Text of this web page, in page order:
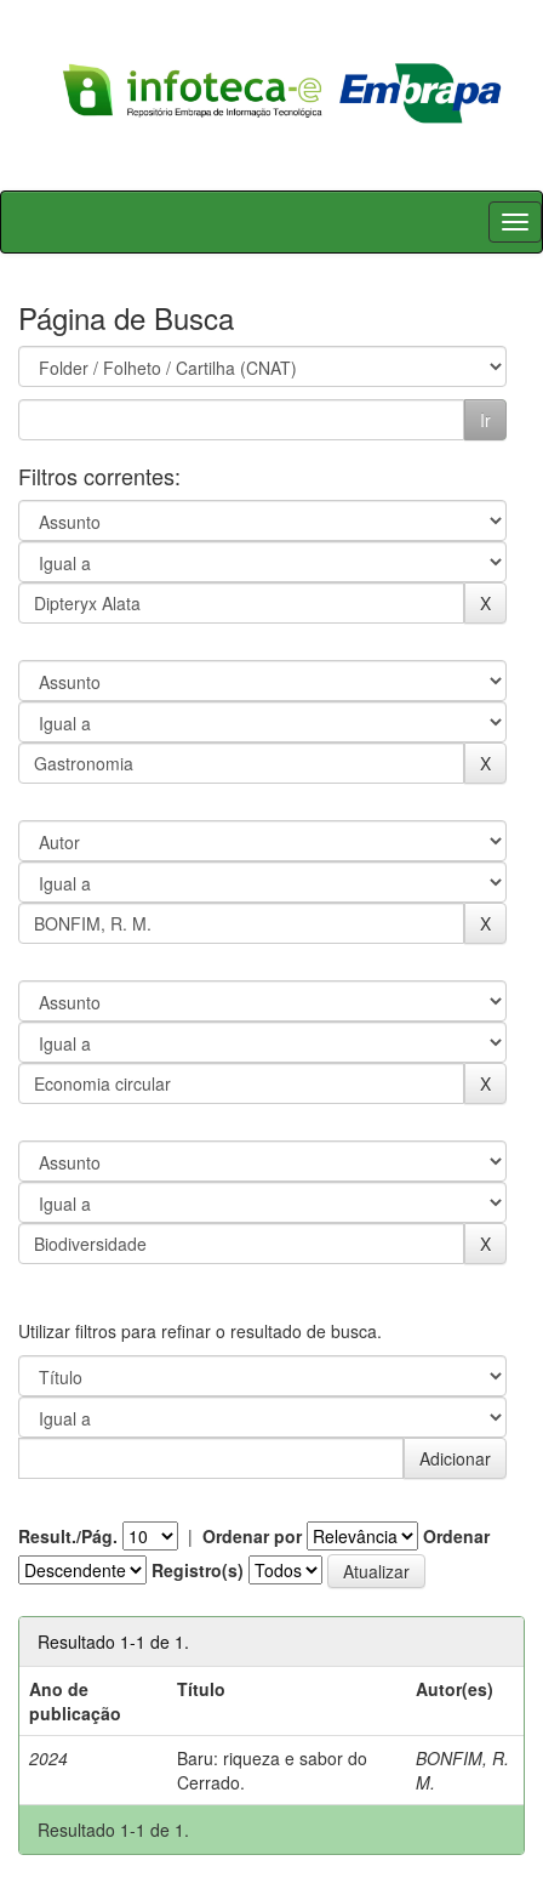
Skip
Página de Busca
Filtros correntes:
Utilizar filtros para refinar o resultado de busca.
Result./Pág. | Ordenar por
Ordenar
Registro(s)
Resultado 1-1 de 1.
Ano de
publicação
Título Autor(es)
2024
Baru: riqueza e sabor do
Cerrado.
BONFIM, R.
M.
Resultado 1-1 de 1.